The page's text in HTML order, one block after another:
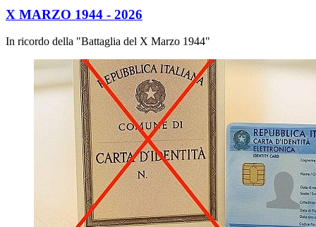
X MARZO 1944 - 2026
In ricordo della "Battaglia del X Marzo 1944"